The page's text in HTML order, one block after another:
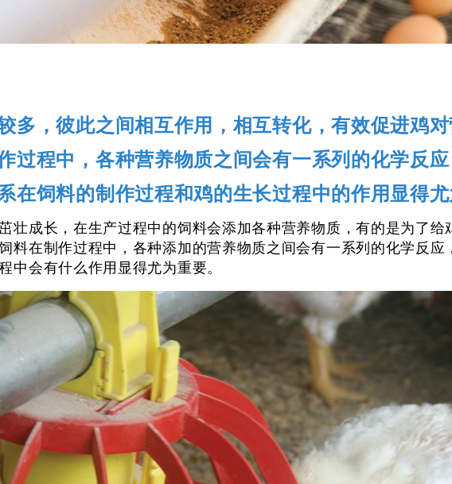
多，彼此之间相互作用，相互转化，有效促进鸡
过程中，各种营养物质之间会有一系列的化学反
在饲料的制作过程和鸡的生长过程中的作用显得
壮成长，在生产过程中的饲料会添加各种营养物质，有的是为了
料在制作过程中，各种添加的营养物质之间会有一系列的化学反
中会有什么作用显得尤为重要。